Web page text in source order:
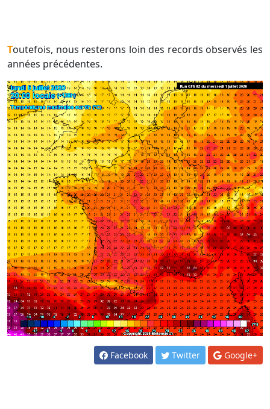
Toutefois, nous resterons loin des records observés les
années précédentes.
Facebook Twitter Google+